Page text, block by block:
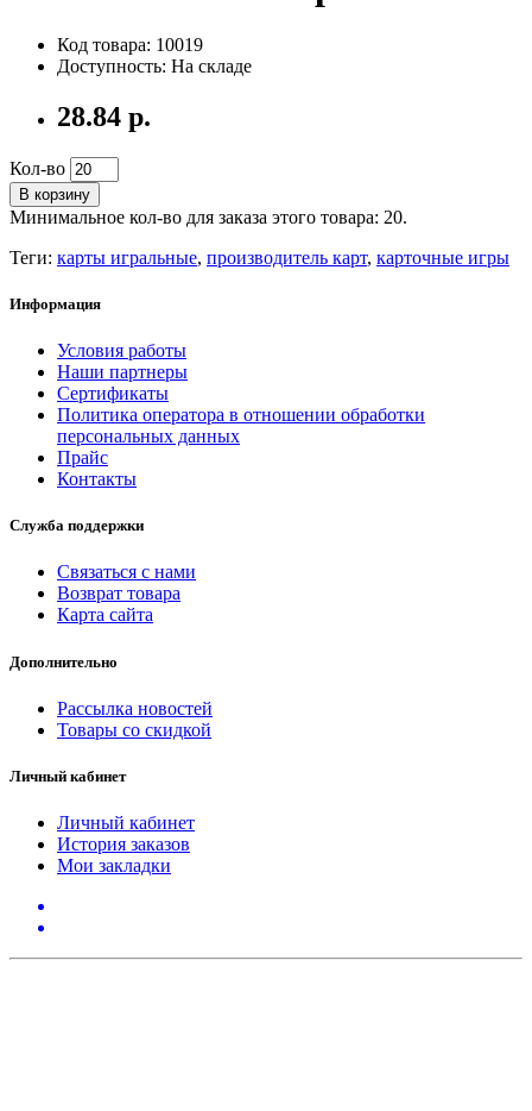
Код товара: 10019
Доступность: На складе
28.84 р.
Кол-во
В корзину
Минимальное кол-во для заказа этого товара: 20.
Теги: карты игральные, производитель карт, карточные игры
Информация
Условия работы
Наши партнеры
Сертификаты
Политика оператора в отношении обработки
персональных данных
Прайс
Контакты
Служба поддержки
Связаться с нами
Возврат товара
Карта сайта
Дополнительно
Рассылка новостей
Товары со скидкой
Личный кабинет
Личный кабинет
История заказов
Мои закладки